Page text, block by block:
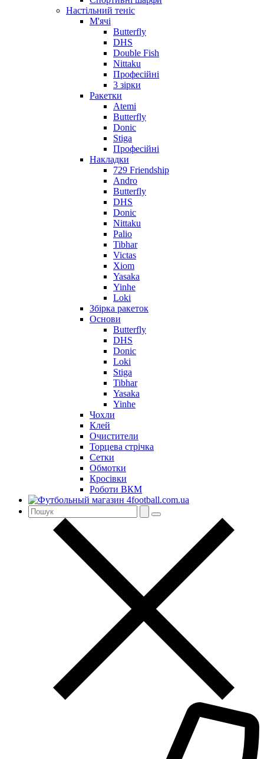
Настільний теніс
М'ячі
Butterfly
DHS
Double Fish
Nittaku
Професійні
3 зірки
Ракетки
Atemi
Butterfly
Donic
Stiga
Професійні
Накладки
729 Friendship
Andro
Butterfly
DHS
Donic
Nittaku
Palio
Tibhar
Victas
Xiom
Yasaka
Yinhe
Loki
Збірка ракеток
Основи
Butterfly
DHS
Donic
Loki
Stiga
Tibhar
Yasaka
Yinhe
Чохли
Клей
Очистители
Торцева стрічка
Сетки
Обмотки
Кросівки
Роботи ВКМ